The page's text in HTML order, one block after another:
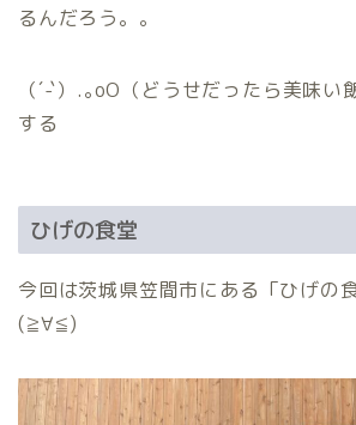
るんだろう。。
（´-`）.｡oO（どうせだったら美味い
する
ひげの食堂
今回は茨城県笠間市にある「ひげの
(≧∀≦)